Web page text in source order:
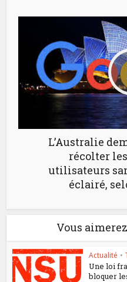
L’Australie
récolter
utilisateurs
éclairé,
Vous
Actualité •
Une loi
bloquer